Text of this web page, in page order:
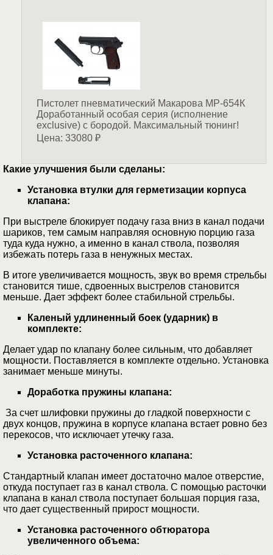
Пистолет пневматический Макарова МР-654К
Доработанный особая серия (исполнение
exclusive) c бородой. Максимальный тюнинг!
Цена: 33080₽
Какие улучшения были сделаны:
Установка втулки для герметизации корпуса
клапана:
При выстреле блокирует подачу газа вниз в канал подачи
шариков, тем самым направляя основную порцию газа
туда куда нужно, а именно в канал ствола, позволяя
избежать потерь газа в ненужных местах.
В итоге увеличивается мощность, звук во время стрельбы
становится тише, сдвоенных выстрелов становится
меньше. Дает эффект более стабильной стрельбы.
Каленый удлиненный боек (ударник) в
комплекте:
Делает удар по клапану более сильным, что добавляет
мощности. Поставляется в комплекте отдельно. Установка
занимает меньше минуты.
Доработка пружины клапана:
За счет шлифовки пружины до гладкой поверхности с
двух концов, пружина в корпусе клапана встает ровно без
перекосов, что исключает утечку газа.
Установка расточенного клапана:
Стандартный клапан имеет достаточно малое отверстие,
откуда поступает газ в канал ствола. С помощью расточки
клапана в канал ствола поступает большая порция газа,
что дает существенный прирост мощности.
Установка расточенного обтюратора
увеличенного объема: